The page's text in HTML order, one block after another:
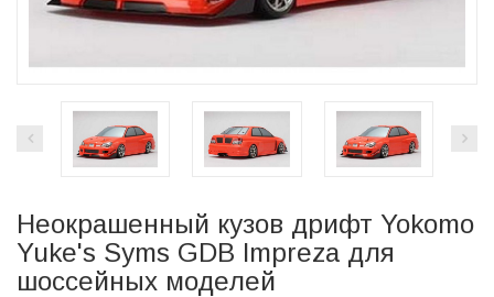
Неокрашенный кузов дрифт Yokomo
Yuke's Syms GDB Impreza для
шоссейных моделей